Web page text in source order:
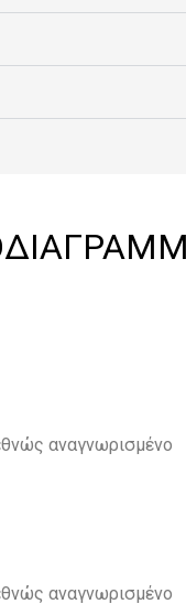
αναγνωρισμένο
αναγνωρισμένο